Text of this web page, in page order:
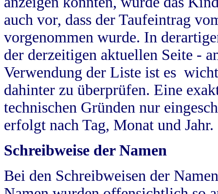
auch vor, dass der Taufeintrag
vorgenommen wurde. In
der derzeitigen aktuellen Seite -
Verwendung der Liste ist es
dahinter zu überprüfen. Eine
technischen Gründen nur
erfolgt nach Tag, Monat und Jahr.
Schreibweise der Namen
Bei den Schreibweisen der